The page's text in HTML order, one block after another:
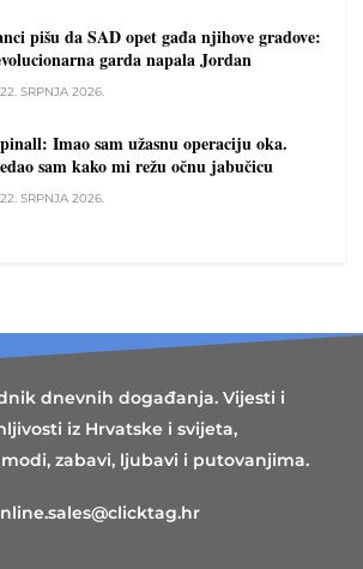
pišu da SAD opet gađa njihove gradove:
garda napala Jordan
22. SRPNJA 2026.
Imao sam užasnu operaciju oka.
sam kako mi režu očnu jabučicu
22. SRPNJA 2026.
dnevnih događanja. Vijesti i
iz Hrvatske i svijeta,
zabavi, ljubavi i putovanjima.